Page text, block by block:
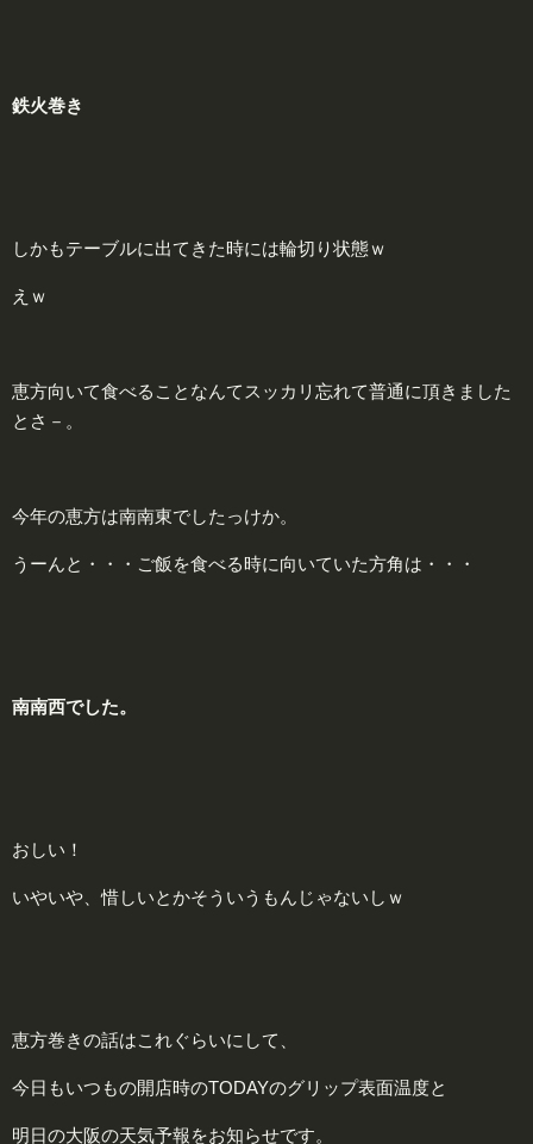
鉄火巻き
しかもテーブルに出てきた時には輪切り状態ｗ
えｗ
恵方向いて食べることなんてスッカリ忘れて普通に頂きました
とさ－。
今年の恵方は南南東でしたっけか。
うーんと・・・ご飯を食べる時に向いていた方角は・・・
南南西でした。
おしい！
いやいや、惜しいとかそういうもんじゃないしｗ
恵方巻きの話はこれぐらいにして、
今日もいつもの開店時のTODAYのグリップ表面温度と
明日の大阪の天気予報をお知らせです。